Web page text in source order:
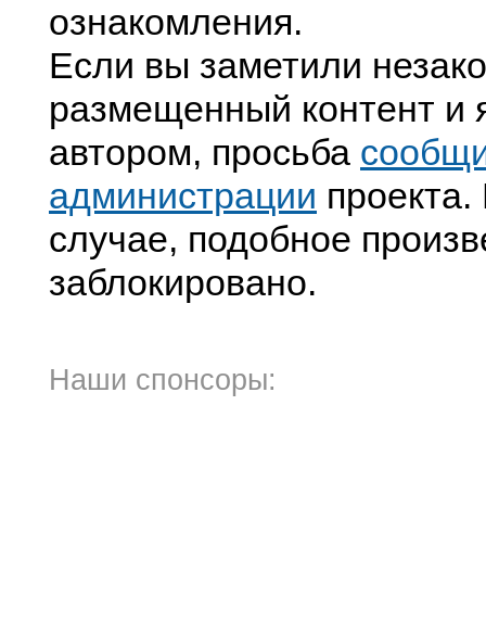
ознакомления.
Если вы заметили
размещенный контент и
автором, просьба
администрации
случае, подобное
заблокировано.
Наши спонсоры: